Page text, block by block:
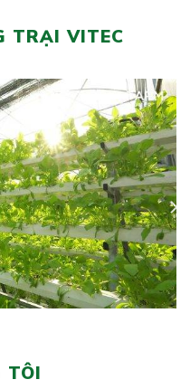
TRẠI VITEC
TÔI